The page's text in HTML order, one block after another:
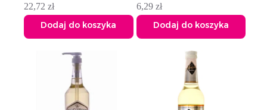
22,72 zł
Dodaj do koszyka
6,29 zł
Dodaj do koszyka